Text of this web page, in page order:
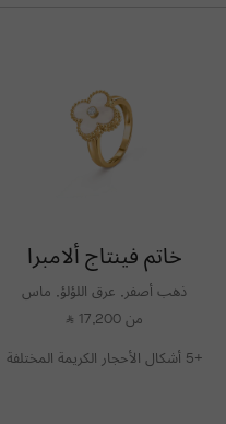
خاتم فينتاج ألامبرا
ذهب أصفر, عرق اللؤلؤ, ماس
من 17,200
⃁
+5 أشكال الأحجار الكريمة المختلفة